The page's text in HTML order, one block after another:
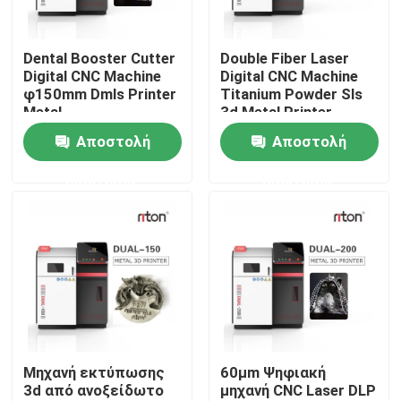
Γύρος εργοστασίων
Ποιοτικός έλεγχος
επαφή
Όλες οι περιπτώσεις
Τρισδιάστατος εκτυπωτής μετάλλων λέιζερ
Οδοντικός τρισδιάστατος εκτυπωτής μετάλλων
Dental Booster Cutter
Digital CNC Machine
φ150mm Dmls Printer
Metal
Αποστολή
Double Fiber Laser
Digital CNC Machine
Titanium Powder Sls
3d Metal Printer
Αποστολή
Μηχανή εκτύπωσης
3d από ανοξείδωτο
60μm Ψηφιακή
μηχανή CNC Laser DLP